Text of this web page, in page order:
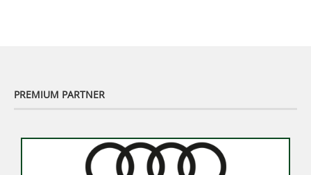
PREMIUM PARTNER